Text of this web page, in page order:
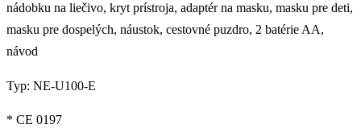
nádobku na liečivo, kryt prístroja, adaptér na masku, masku pre deti,
masku pre dospelých, náustok, cestovné puzdro, 2 batérie AA,
návod
Typ: NE-U100-E
* CE 0197